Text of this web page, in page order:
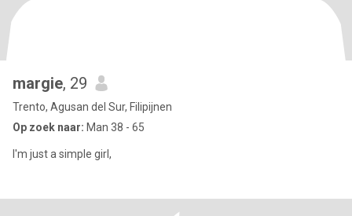
margie, 29
Trento, Agusan del Sur, Filipijnen
Op zoek naar: Man 38 - 65
I'm just a simple girl,